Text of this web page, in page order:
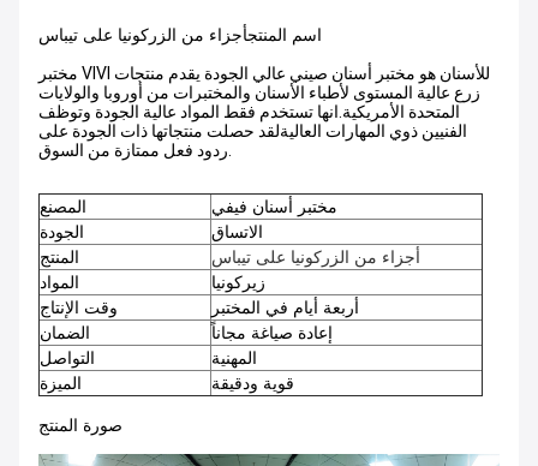
اسم المنتجأجزاء من الزركونيا على تيباس
مختبر VIVI للأسنان هو مختبر أسنان صيني عالي الجودة يقدم منتجات
زرع عالية المستوى لأطباء الأسنان والمختبرات من أوروبا والولايات
المتحدة الأمريكية.انها تستخدم فقط المواد عالية الجودة وتوظف
الفنيين ذوي المهارات العاليةلقد حصلت منتجاتها ذات الجودة على
المصنع
مختبر أسنان فيفي
الجودة
الاتساق
المنتج
أجزاء من الزركونيا على تيباس
المواد
زيركونيا
وقت الإنتاج
أربعة أيام في المختبر
الضمان
إعادة صياغة مجاناً
التواصل
المهنية
الميزة
قوية ودقيقة
صورة المنتج